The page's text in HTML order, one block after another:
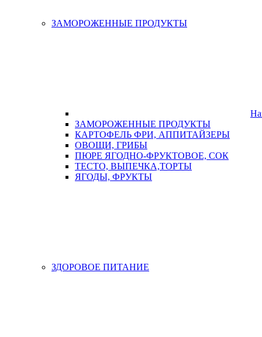
ЗАМОРОЖЕННЫЕ ПРОДУКТЫ
ЗАМОРОЖЕННЫЕ ПРОДУКТЫ
КАРТОФЕЛЬ ФРИ, АППИТАЙЗЕРЫ
ОВОЩИ, ГРИБЫ
ПЮРЕ ЯГОДНО-ФРУКТОВОЕ, СОК
ТЕСТО, ВЫПЕЧКА,ТОРТЫ
ЯГОДЫ, ФРУКТЫ
ЗДОРОВОЕ ПИТАНИЕ